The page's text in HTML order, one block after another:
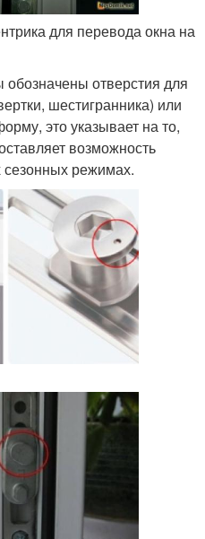
для перевода окна на
отверстия для
шестигранника) или
это указывает на то,
возможность
сезонных режимах.